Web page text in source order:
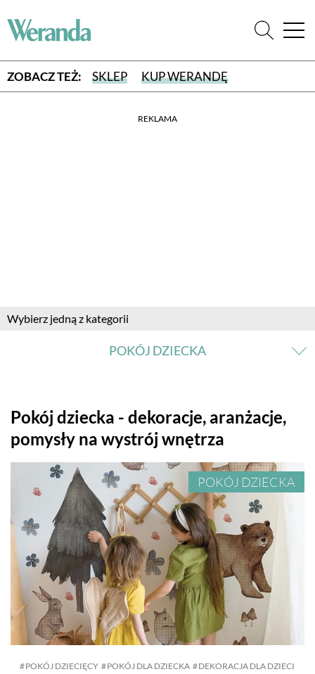
ZOBACZ TEŻ: SKLEP KUP WERANDĘ
REKLAMA
Wybierz jedną z kategorii
POKÓJ DZIECKA
KUCHNIA
JADALNIA
ŁAZIENKA
SYPIALNIA
POKÓJ DZIECKA
HOL I PRZEDPOKÓJ
Pokój dziecka - dekoracje, aranżacje,
pomysły na wystrój wnętrza
POKÓJ DZIECKA
POKÓJ DZIECIĘCY POKÓJ DLA DZIECKA
DEKORACJA DLA DZIECI